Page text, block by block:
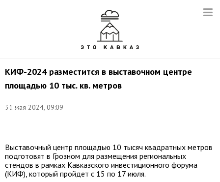
КИФ-2024 разместится в выставочном центре
площадью 10 тыс. кв. метров
31 мая 2024, 09:09
Елена
Выставочный центр площадью 10 тысяч квадратных метров
подготовят в Грозном для размещения региональных
стендов в рамках Кавказского инвестиционного форума
(КИФ), который пройдет с 15 по 17 июля.